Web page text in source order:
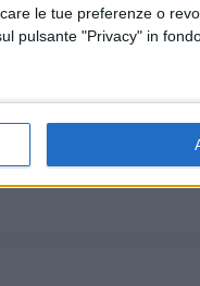
le tue preferenze o
pulsante "Privacy" in
2026
il Palio della